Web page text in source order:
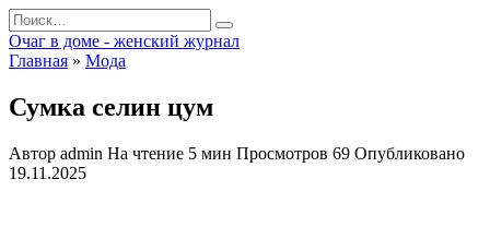
Перейти
к
содержанию
Search
for:
Очаг в доме - женский журнал
Главная » Мода
Сумка селин цум
Автор admin На чтение 5 мин Просмотров 69 Опубликовано
19.11.2025